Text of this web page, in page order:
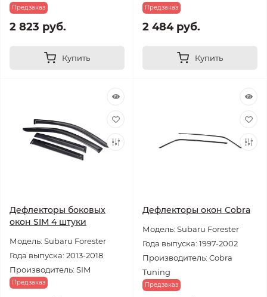
Предзаказ
2 823 руб.
Купить
Предзаказ
2 484 руб.
Купить
Дефлекторы боковых
окон SIM 4 штуки
Модель: Subaru Forester
Года выпуска: 2013-2018
Производитель: SIM
Предзаказ
Дефлекторы окон Cobra
Модель: Subaru Forester
Года выпуска: 1997-2002
Производитель: Cobra
Tuning
Предзаказ